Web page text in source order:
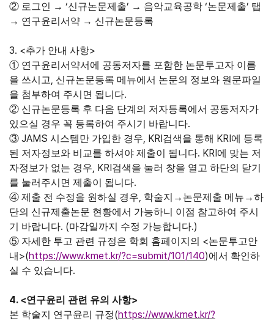
② 로그인 → ‘신규논문제출’ → 음악교육공학 ‘논문제출’ 탭
→ 연구윤리서약 → 신규논문등록
3. <추가 안내 사항>
① 연구윤리서약서에 공동저자를 포함한 논문투고자 이름
을 쓰시고, 신규논문등록 메뉴에서 논문의 정보와 원문파일
을 첨부하여 주시면 됩니다.
② 신규논문등록 후 다음 단계의 저자등록에서 공동저자가
있으실 경우 꼭 등록하여 주시기 바랍니다.
③ JAMS 시스템만 가입한 경우, KRI검색을 통해 KRI에 등록
된 저자정보와 비교를 하셔야 제출이 됩니다. KRI에 맞는 저
자정보가 없는 경우, KRI검색을 눌러 창을 열고 하단의 닫기
를 눌러주시면 제출이 됩니다.
④ 제출 전 수정을 원하실 경우, 학술지 → 논문제출 메뉴 →하
단의 신규제출논문 현황에서 가능하니 이점 참고하여 주시
기 바랍니다. (마감일까지 수정 가능합니다.)
⑤ 자세한 투고 관련 규정은 학회 홈페이지의 <논문투고안
내 >(https://www.kmet.kr/?c=submit/101/140)에서 확인하
실 수 있습니다.
4. <연구윤리 관련 유의 사항>
본 학술지 연구윤리 규정(https://www.kmet.kr/?